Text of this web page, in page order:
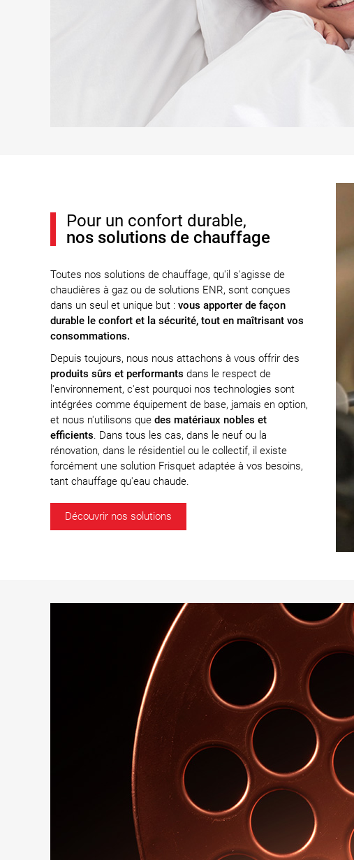
Pour un confort durable,
nos solutions de chauffage
Toutes nos solutions de chauffage, qu'il s'agisse de
chaudières à gaz ou de solutions ENR, sont conçues
dans un seul et unique but : vous apporter de façon
durable le confort et la sécurité, tout en maîtrisant vos
consommations.
Depuis toujours, nous nous attachons à vous offrir des
produits sûrs et performants dans le respect de
l'environnement, c'est pourquoi nos technologies sont
intégrées comme équipement de base, jamais en option,
et nous n'utilisons que des matériaux nobles et
efficients. Dans tous les cas, dans le neuf ou la
rénovation, dans le résidentiel ou le collectif, il existe
forcément une solution Frisquet adaptée à vos besoins,
tant chauffage qu'eau chaude.
Découvrir nos solutions